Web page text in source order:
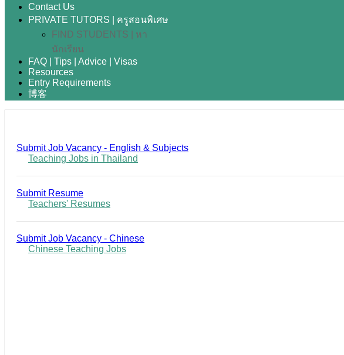
Contact Us
PRIVATE TUTORS | ครูสอนพิเศษ
FIND STUDENTS | หา
นักเรียน
FAQ | Tips | Advice | Visas
Resources
Entry Requirements
博客
Submit Job Vacancy - English & Subjects
Teaching Jobs in Thailand
Submit Resume
Teachers' Resumes
Submit Job Vacancy - Chinese
Chinese Teaching Jobs